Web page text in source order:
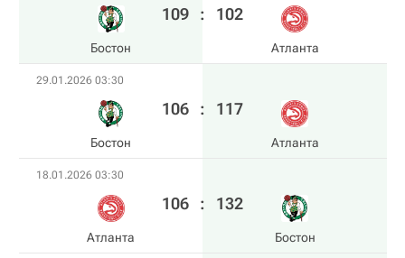
Бостон
109 : 102
Атланта
29.01.2026 03:30
Бостон
106 : 117
Атланта
18.01.2026 03:30
Атланта
106 : 132
Бостон